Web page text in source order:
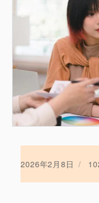
投
2026年2月8日
フ